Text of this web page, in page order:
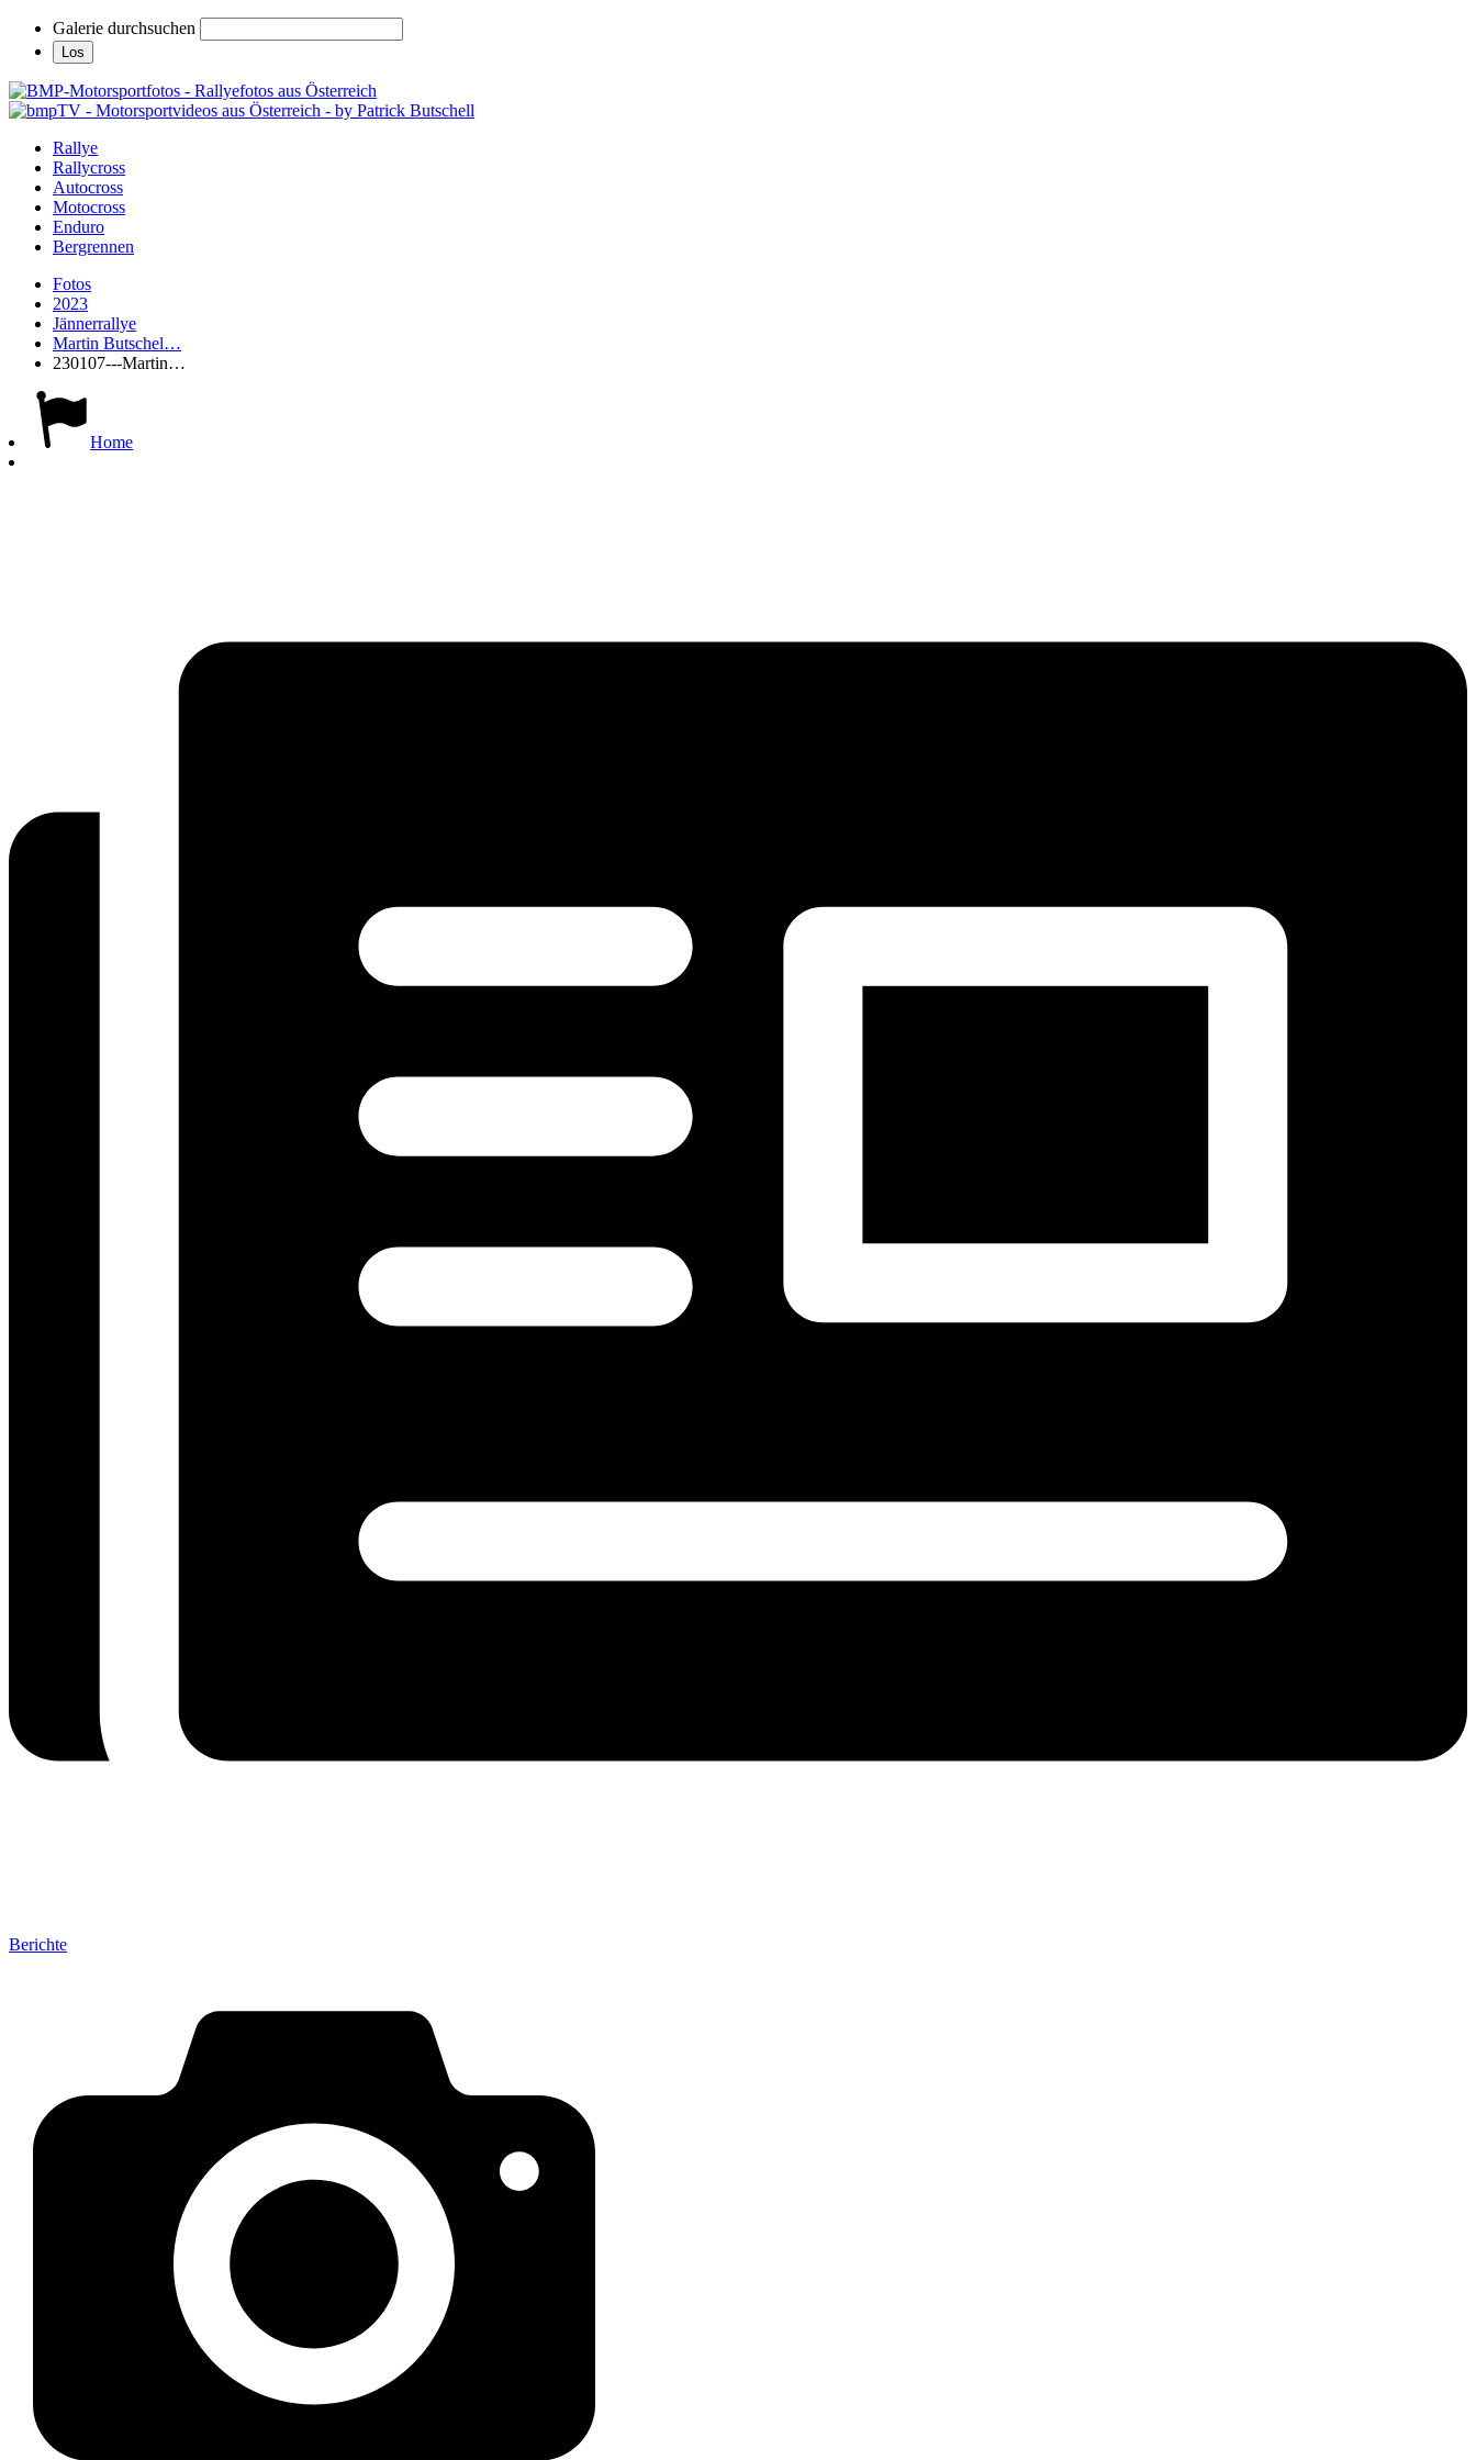
Galerie durchsuchen
Rallye
Rallycross
Autocross
Motocross
Enduro
Bergrennen
Fotos
2023
Jännerrallye
Martin Butschel…
230107---Martin…
Home
Berichte